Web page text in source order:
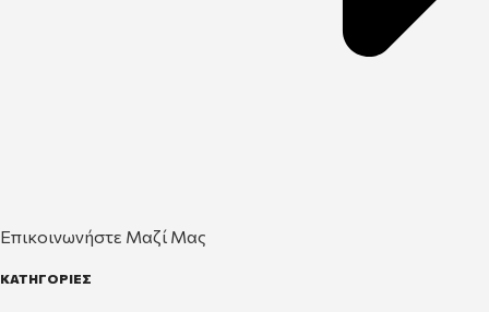
Επικοινωνήστε Μαζί Μας
ΚΑΤΗΓΟΡΙΕΣ